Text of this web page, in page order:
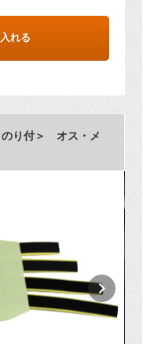
れる
のり付＞ オス・メ